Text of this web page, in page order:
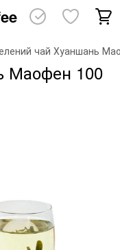
чай Хуаншань
Маофен 100